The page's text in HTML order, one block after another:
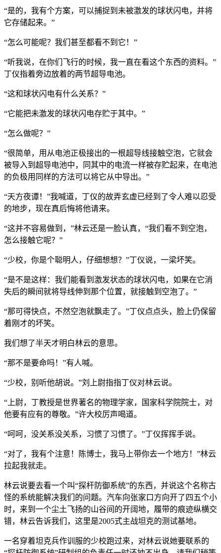
“是的，我有个方案，可以捕捉到未被激发的球状闪电，并将
它存储起来。”
“怎么可能呢？我们甚至都看不到它！”
“听我说，在你们飞行的时候，我一直在看这个东西的资料。”
丁仪指着旁边放着的两节超导电池。
“这和球状闪电有什么关系？”
“它能把未激发的球状闪电存贮于其中。”
“怎么做呢？”
“很简单，用从电池正极接出的一根超导线接触空泡，它就会
被导入到超导电池中，同其中的电流一样被存贮起来，在电池
的负极用同样的方法可以将它从中导出。”
“天方夜谭！”我喊道，丁仪的故弄玄虚已经到了令人难以忍受
的地步，现在真后悔将他请来。
“这并不容易做到，”林云还是一脸认真，“我们看不到空泡，
怎么接触它呢？”
“少校，你是个聪明人，仔细想想？”丁仪说，一梁坏笑。
“是不是这样：我们能看到激发状态的球状闪电，如果在它消
失后的瞬间就将导线伸到那个位置，就接触到空泡了。”
“那可得快点，不然空泡就飘走了。”丁仪点点头，脸上仍保留
着刚才的坏笑。
我们想了半天才明白林云的意思。
“那不是要命吗！”有人喊。
“少校，别听他胡说。”刘上尉指指丁仪对林云说。
“上尉，丁教授是世界著名的物理学家，国家科学院院士，对
他要有应有的尊敬。”许大校厉声喝道。
“呵呵，没关系没关系，习惯了习惯了。”丁仪挥挥手说。
“对了，我有个注意！陈博士，我马上带你去一个地方！”林云
拉起我就走。
林云说要去看一个叫“探杆防御系统”的东西，并说这个名称古
怪的系统能解决我们的问题。汽车向张家口方向开了四五个小
时，来到一个尘土飞扬的山谷间的开阔地，履带的痕迹纵横交
错，林云告诉我们，这里是2005式主战坦克的测试基地。
一名穿着坦克兵作训服的少校跑过来，对林云说她要联系的